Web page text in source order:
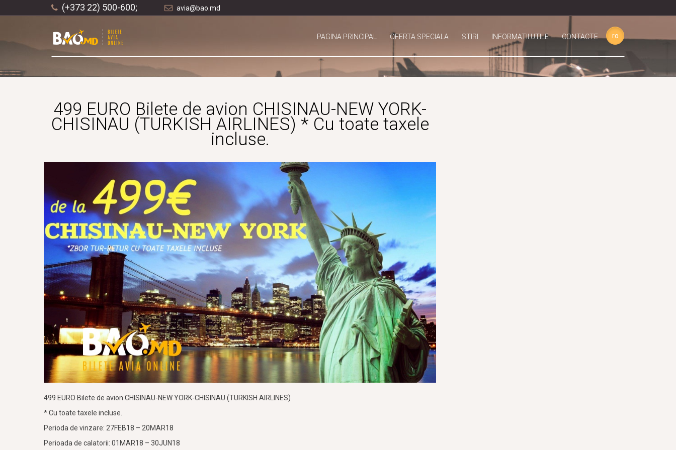
(+373 22) 500-600; avia@bao.md
ro
PAGINA PRINCIPAL (CURRENT)
OFERTA SPECIALA STIRI INFORMATII UTILE CONTACTE
499 EURO Bilete de avion CHISINAU-NEW YORK-
CHISINAU (TURKISH AIRLINES) * Cu toate taxele
incluse.
499 EURO Bilete de avion CHISINAU-NEW YORK-CHISINAU (TURKISH AIRLINES)
* Cu toate taxele incluse.
Perioda de vinzare: 27FEB18 – 20MAR18
Perioada de calatorii: 01MAR18 – 30JUN18